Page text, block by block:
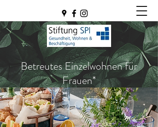
Betreutes Einzelwohnen für
Frauen*